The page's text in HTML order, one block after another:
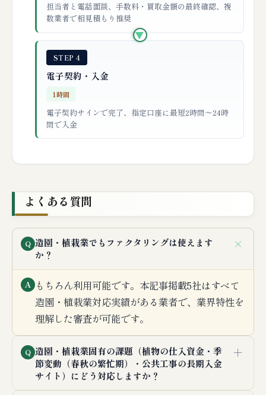
担当者と電話面談、手数料・買取金額の最終確認、複
数業者で相見積もり推奨
▶
STEP 4
電子契約・入金
1時間
電子契約サインで完了、指定口座に最短2時間〜24時
間で入金
よくある質問
Q 造園・植栽業でもファクタリングは使えます
か？
＋
A もちろん利用可能です。本記事掲載5社はすべて
造園・植栽業対応実績がある業者で、業界特性を
理解した審査が可能です。
Q 造園・植栽業固有の課題（植物の仕入資金・季
節変動（春秋の繁忙期）・公共工事の長期入金
サイト）にどう対応しますか？
＋